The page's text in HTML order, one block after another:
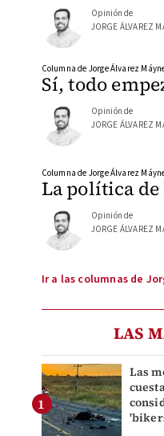
Opinión de
JORGE ÁLVAREZ
Sí, todo
Columna de Jorge Álvarez
Opinión de
JORGE ÁLVAREZ
La política de
Columna de Jorge Álvarez
Opinión de
JORGE ÁLVAREZ
Ir a las columnas de
LAS
Las